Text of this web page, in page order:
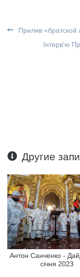
Прилив «братской
Інтерв'ю
Другие
Антон Санченко -
січня 2023